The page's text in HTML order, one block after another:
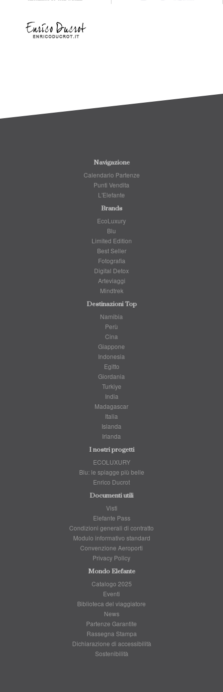
Navigazione
Calendario Partenze
Punti Vendita
L'Elefante
Brands
EcoLuxury
Blu
Limited Edition
Best Seller
Fotografia
Digital Detox
Arteviaggi
Mindtrek
Destinazioni Top
Namibia
Perù
Cina
Giappone
Indonesia
Egitto
Giordania
Turkiye
India
Madagascar
Italia
Islanda
Irlanda
I nostri progetti
ECOLUXURY
Blu: le spiagge più belle
Enrico Ducrot
Documenti utili
Visti
Elefante Pass
Condizioni generali di contratto
Modulo informativo standard
Convenzione Aeroporti
Privacy Policy
Mondo Elefante
Catalogo 2025
Eventi
Biblioteca del viaggiatore
News
Partenze Garantite
Rassegna Stampa
Dichiarazione di accessibilità
Sostenibilità